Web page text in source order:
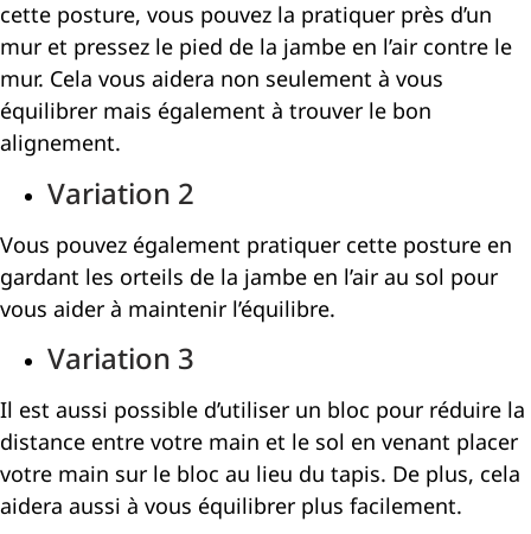
cette posture, vous pouvez la pratiquer près d’un
mur et pressez le pied de la jambe en l’air contre le
mur. Cela vous aidera non seulement à vous
équilibrer mais également à trouver le bon
alignement.
Variation 2
Vous pouvez également pratiquer cette posture en
gardant les orteils de la jambe en l’air au sol pour
vous aider à maintenir l’équilibre.
Variation 3
Il est aussi possible d’utiliser un bloc pour réduire la
distance entre votre main et le sol en venant placer
votre main sur le bloc au lieu du tapis. De plus, cela
aidera aussi à vous équilibrer plus facilement.